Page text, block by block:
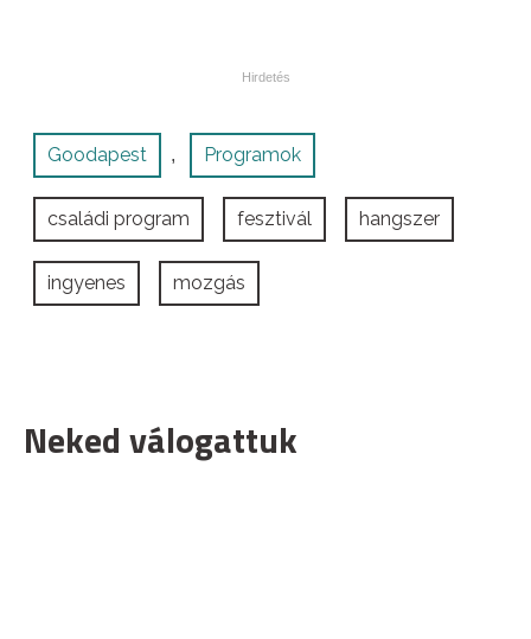
Goodapest , Programok
családi program fesztivál hangszer
ingyenes mozgás
Neked válogattuk